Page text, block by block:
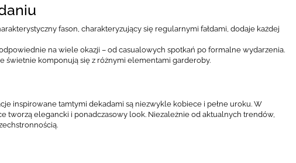
fason, charakteryzujący się regularnymi fałdami, dodaje każdej
na wiele okazji – od casualowych spotkań po formalne wydarzenia.
komponują się z różnymi elementami garderoby.
inspirowane tamtymi dekadami są niezwykle kobiece i pełne uroku. W
tworzą elegancki i ponadczasowy look. Niezależnie od aktualnych trendów,